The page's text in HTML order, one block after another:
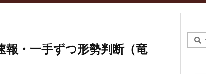
・一手ずつ形勢判断（竜